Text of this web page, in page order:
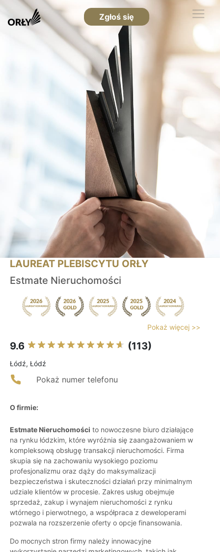
Zgłoś się
LAUREAT PLEBISCYTU ORŁY
Estmate Nieruchomości
Pokaż więcej >>
9.6 (113)
Łódź, Łódź
Pokaż numer telefonu
O firmie:
Estmate Nieruchomości to nowoczesne biuro działające
na rynku łódzkim, które wyróżnia się zaangażowaniem w
kompleksową obsługę transakcji nieruchomości. Firma
skupia się na zachowaniu wysokiego poziomu
profesjonalizmu oraz dąży do maksymalizacji
bezpieczeństwa i skuteczności działań przy minimalnym
udziale klientów w procesie. Zakres usług obejmuje
sprzedaż, zakup i wynajem nieruchomości z rynku
wtórnego i pierwotnego, a współpraca z deweloperami
pozwala na rozszerzenie oferty o opcje finansowania.
Do mocnych stron firmy należy innowacyjne